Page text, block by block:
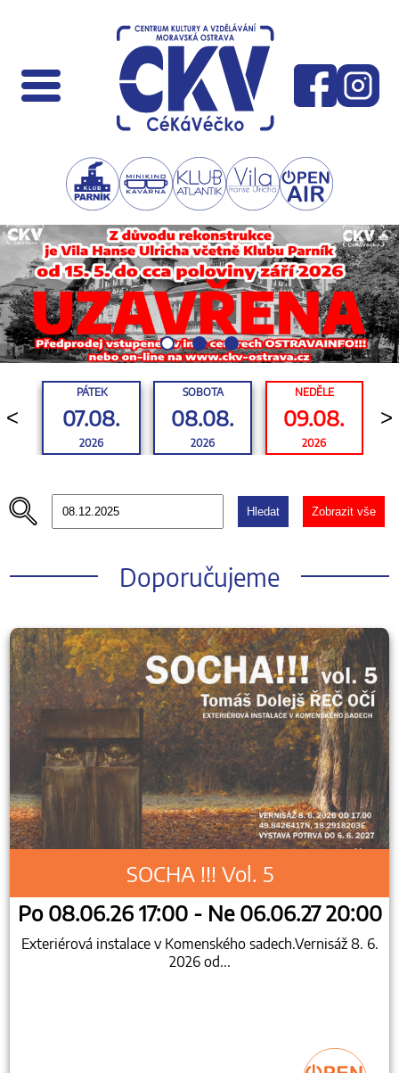
<
PÁTEK
07.08.
2026
SOBOTA
08.08.
2026
NEDĚLE
09.08.
2026
>
Hledat Zobrazit vše
Doporučujeme
SOCHA !!! Vol. 5
Po 08.06.26 17:00 - Ne 06.06.27 20:00
Exteriérová instalace v Komenského sadech.Vernisáž 8. 6.
2026 od...